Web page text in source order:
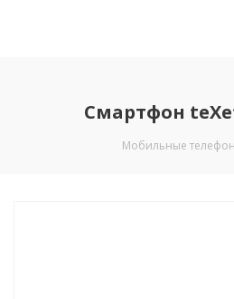
Смартфон
Мобильные